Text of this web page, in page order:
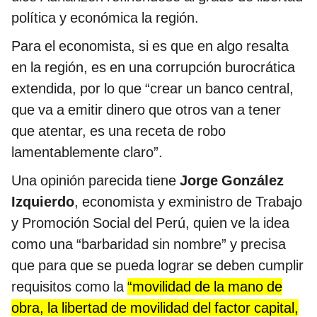
política y económica la región.
Para el economista, si es que en algo resalta
en la región, es en una corrupción burocrática
extendida, por lo que “crear un banco central,
que va a emitir dinero que otros van a tener
que atentar, es una receta de robo
lamentablemente claro”.
Una opinión parecida tiene Jorge González
Izquierdo, economista y exministro de Trabajo
y Promoción Social del Perú, quien ve la idea
como una “barbaridad sin nombre” y precisa
que para que se pueda lograr se deben cumplir
requisitos como la “movilidad de la mano de
obra, la libertad de movilidad del factor capital,